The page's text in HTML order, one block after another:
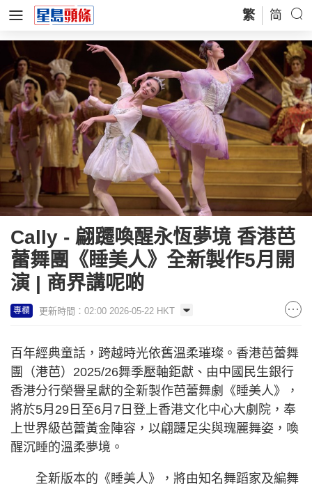
繁 简
Cally - 翩躚喚醒永恆夢境 香港芭
蕾舞團《睡美人》全新製作5月開
演 | 商界講呢啲
專欄 更新時間：02:00 2026-05-22 HKT
百年經典童話，跨越時光依舊溫柔璀璨。香港芭蕾舞
團（港芭）2025/26舞季壓軸鉅獻、由中國民生銀行
香港分行榮譽呈獻的全新製作芭蕾舞劇《睡美人》，
將於5月29日至6月7日登上香港文化中心大劇院，奉
上世界級芭蕾黃金陣容，以翩躚足尖與瑰麗舞姿，喚
醒沉睡的溫柔夢境。
全新版本的《睡美人》，將由知名舞蹈家及編舞